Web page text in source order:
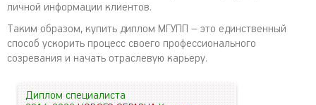
личной информации клиентов.
Таким образом, купить диплом МГУПП – это единственный
способ ускорить процесс своего профессионального
созревания и начать отраслевую карьеру.
Диплом специалиста